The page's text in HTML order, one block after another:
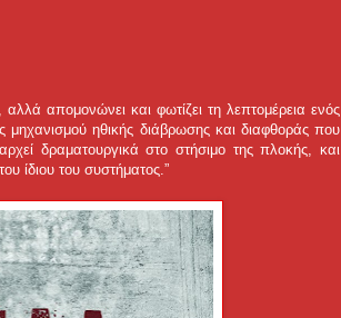
αλλά απομονώνει και φωτίζει τη λεπτομέρεια ενός
ηθικής διάβρωσης και διαφθοράς που
δραματουργικά στο στήσιμο της πλοκής, και
ίδιου του συστήματος.”